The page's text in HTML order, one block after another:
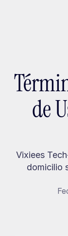
de
Vixiees
domicilio